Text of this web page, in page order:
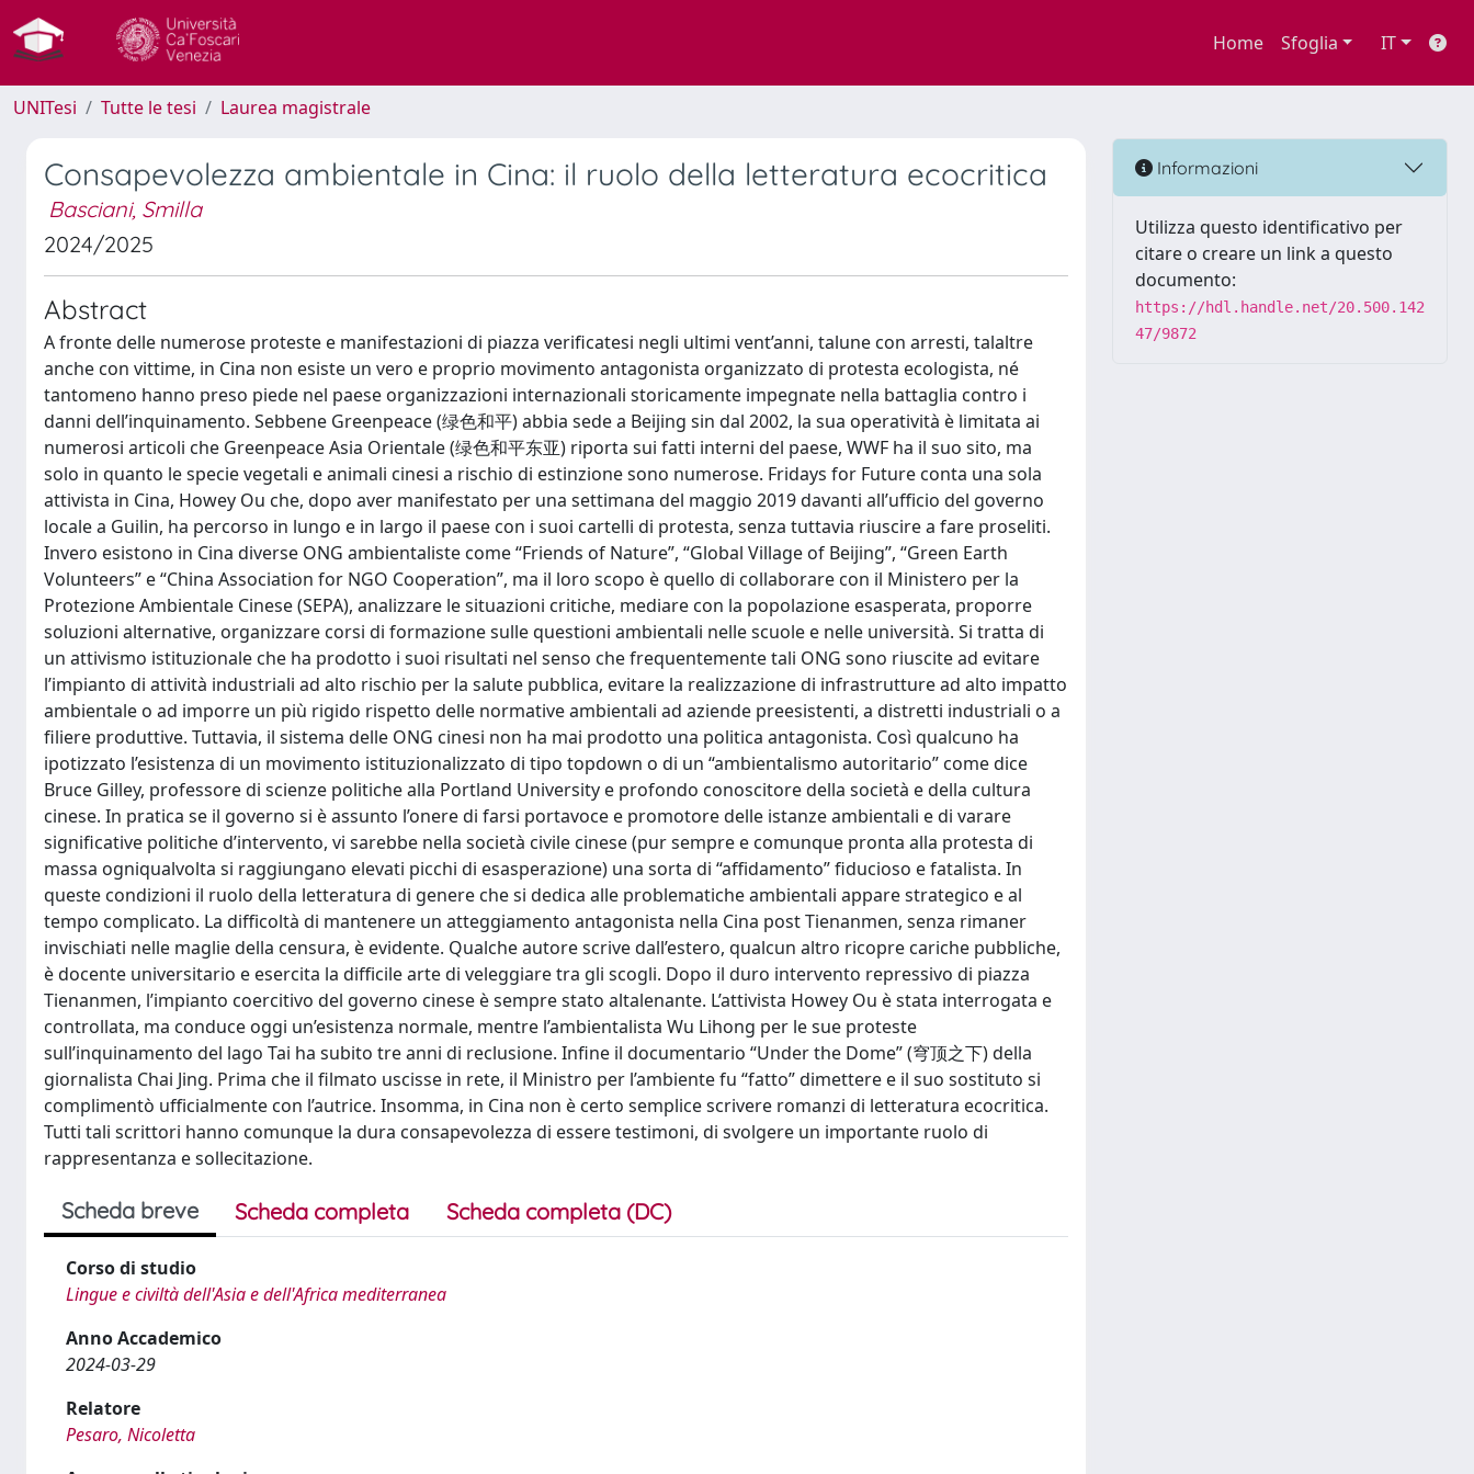
Home Sfoglia IT
UNITesi Tutte le tesi Laurea magistrale
Consapevolezza ambientale in Cina: il ruolo della letteratura ecocritica
Basciani, Smilla
2024/2025
Abstract
A fronte delle numerose proteste e manifestazioni di piazza verificatesi negli ultimi vent’anni, talune con arresti, talaltre
anche con vittime, in Cina non esiste un vero e proprio movimento antagonista organizzato di protesta ecologista, né
tantomeno hanno preso piede nel paese organizzazioni internazionali storicamente impegnate nella battaglia contro i
danni dell’inquinamento. Sebbene Greenpeace (绿色和平) abbia sede a Beijing sin dal 2002, la sua operatività è limitata ai
numerosi articoli che Greenpeace Asia Orientale (绿色和平东亚) riporta sui fatti interni del paese, WWF ha il suo sito, ma
solo in quanto le specie vegetali e animali cinesi a rischio di estinzione sono numerose. Fridays for Future conta una sola
attivista in Cina, Howey Ou che, dopo aver manifestato per una settimana del maggio 2019 davanti all’ufficio del governo
locale a Guilin, ha percorso in lungo e in largo il paese con i suoi cartelli di protesta, senza tuttavia riuscire a fare proseliti.
Invero esistono in Cina diverse ONG ambientaliste come “Friends of Nature”, “Global Village of Beijing”, “Green Earth
Volunteers” e “China Association for NGO Cooperation”, ma il loro scopo è quello di collaborare con il Ministero per la
Protezione Ambientale Cinese (SEPA), analizzare le situazioni critiche, mediare con la popolazione esasperata, proporre
soluzioni alternative, organizzare corsi di formazione sulle questioni ambientali nelle scuole e nelle università. Si tratta di
un attivismo istituzionale che ha prodotto i suoi risultati nel senso che frequentemente tali ONG sono riuscite ad evitare
l’impianto di attività industriali ad alto rischio per la salute pubblica, evitare la realizzazione di infrastrutture ad alto impatto
ambientale o ad imporre un più rigido rispetto delle normative ambientali ad aziende preesistenti, a distretti industriali o a
filiere produttive. Tuttavia, il sistema delle ONG cinesi non ha mai prodotto una politica antagonista. Così qualcuno ha
ipotizzato l’esistenza di un movimento istituzionalizzato di tipo topdown o di un “ambientalismo autoritario” come dice
Bruce Gilley, professore di scienze politiche alla Portland University e profondo conoscitore della società e della cultura
cinese. In pratica se il governo si è assunto l’onere di farsi portavoce e promotore delle istanze ambientali e di varare
significative politiche d’intervento, vi sarebbe nella società civile cinese (pur sempre e comunque pronta alla protesta di
massa ogniqualvolta si raggiungano elevati picchi di esasperazione) una sorta di “affidamento” fiducioso e fatalista. In
queste condizioni il ruolo della letteratura di genere che si dedica alle problematiche ambientali appare strategico e al
tempo complicato. La difficoltà di mantenere un atteggiamento antagonista nella Cina post Tienanmen, senza rimaner
invischiati nelle maglie della censura, è evidente. Qualche autore scrive dall’estero, qualcun altro ricopre cariche pubbliche,
è docente universitario e esercita la difficile arte di veleggiare tra gli scogli. Dopo il duro intervento repressivo di piazza
Tienanmen, l’impianto coercitivo del governo cinese è sempre stato altalenante. L’attivista Howey Ou è stata interrogata e
controllata, ma conduce oggi un’esistenza normale, mentre l’ambientalista Wu Lihong per le sue proteste
sull’inquinamento del lago Tai ha subito tre anni di reclusione. Infine il documentario “Under the Dome” (穹顶之下) della
giornalista Chai Jing. Prima che il filmato uscisse in rete, il Ministro per l’ambiente fu “fatto” dimettere e il suo sostituto si
complimentò ufficialmente con l’autrice. Insomma, in Cina non è certo semplice scrivere romanzi di letteratura ecocritica.
Tutti tali scrittori hanno comunque la dura consapevolezza di essere testimoni, di svolgere un importante ruolo di
rappresentanza e sollecitazione.
Scheda breve Scheda completa Scheda completa (DC)
Corso di studio
Lingue e civiltà dell'Asia e dell'Africa mediterranea
Anno Accademico
2024-03-29
Relatore
Pesaro, Nicoletta
Informazioni
Utilizza questo identificativo per
citare o creare un link a questo
documento:
https://hdl.handle.net/20.500.142
47/9872